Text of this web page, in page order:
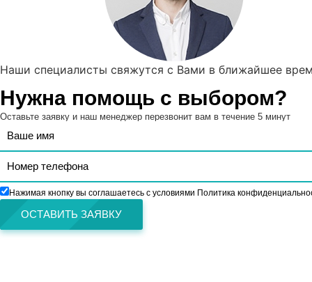
Наши специалисты свяжутся с Вами в ближайшее
Нужна помощь с выбором?
Оставьте заявку и наш менеджер перезвонит вам в течение 5 минут
Нажимая кнопку вы соглашаетесь с условиями Политика
ОСТАВИТЬ ЗАЯВКУ